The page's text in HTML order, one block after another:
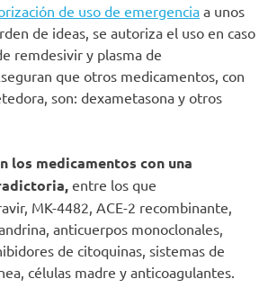
de uso de emergencia a unos
de ideas, se autoriza el uso en caso
remdesivir y plasma de
que otros medicamentos, con
son: dexametasona y otros
los medicamentos con una
entre los que
MK-4482, ACE-2 recombinante,
anticuerpos monoclonales,
de citoquinas, sistemas de
células madre y anticoagulantes.